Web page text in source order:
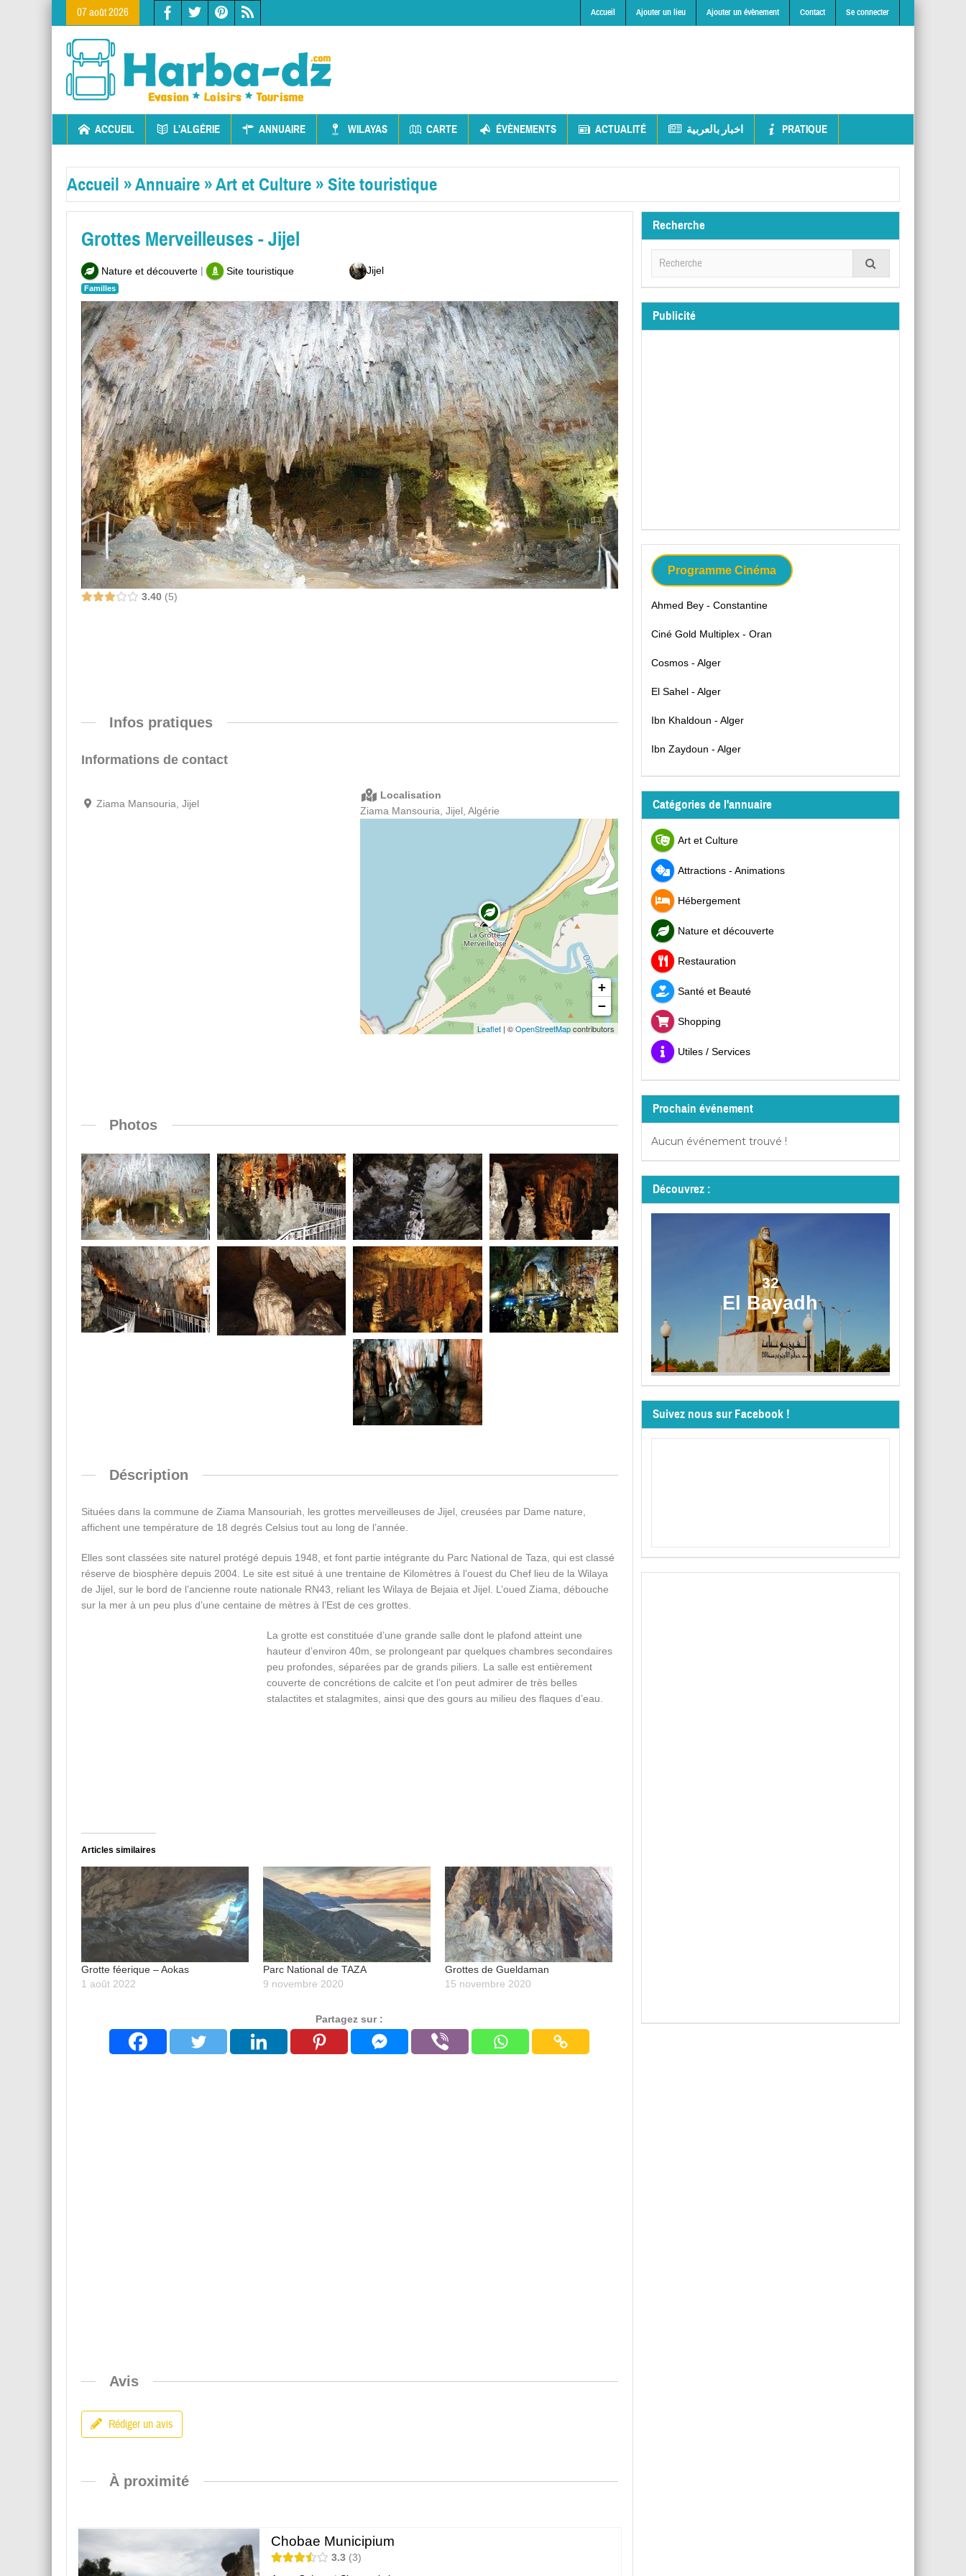
07 août 2026 Accueil Ajouter un lieu Ajouter un évènement Contact Se connecter
ACCUEIL L’ALGÉRIE ANNUAIRE WILAYAS CARTE ÉVÈNEMENTS ACTUALITÉ اخبار بالعربية PRATIQUE
Accueil »Annuaire »Art et Culture »Site touristique
Grottes Merveilleuses - Jijel
Nature et découverte | Site touristique
Familles
Jijel
3.40 5
Infos pratiques
Informations de contact
Ziama Mansouria, Jijel
Localisation
Ziama Mansouria, Jijel, Algérie
+
−
Leaflet| ©OpenStreetMapcontributors
Photos
Déscription
Situées dans la commune de Ziama Mansouriah, les grottes merveilleuses de Jijel, creusées par Dame nature,
affichent une température de 18 degrés Celsius tout au long de l’année.
Elles sont classées site naturel protégé depuis 1948, et font partie intégrante du Parc National de Taza, qui est classé
réserve de biosphère depuis 2004. Le site est situé à une trentaine de Kilomètres à l’ouest du Chef lieu de la Wilaya
de Jijel, sur le bord de l’ancienne route nationale RN43, reliant les Wilaya de Bejaia et Jijel. L’oued Ziama, débouche
sur la mer à un peu plus d’une centaine de mètres à l’Est de ces grottes.
La grotte est constituée d’une grande salle dont le plafond atteint une
hauteur d’environ 40m, se prolongeant par quelques chambres secondaires
peu profondes, séparées par de grands piliers. La salle est entièrement
couverte de concrétions de calcite et l’on peut admirer de très belles
stalactites et stalagmites, ainsi que des gours au milieu des flaques d’eau.
Articles similaires
Grotte féerique – Aokas
1 août 2022
Parc National de TAZA
9 novembre 2020
Grottes de Gueldaman
15 novembre 2020
Partagez sur :
Avis
Rédiger un avis
À proximité
Chobae Municipium
3.3 3
Recherche
Publicité
Programme Cinéma
Ahmed Bey - Constantine
Ciné Gold Multiplex - Oran
Cosmos - Alger
El Sahel - Alger
Ibn Khaldoun - Alger
Ibn Zaydoun - Alger
Catégories de l'annuaire
Art et Culture
Attractions - Animations
Hébergement
Nature et découverte
Restauration
Santé et Beauté
Shopping
Utiles / Services
Prochain événement
Aucun événement trouvé !
Découvrez :
32
El Bayadh
Suivez nous sur Facebook !